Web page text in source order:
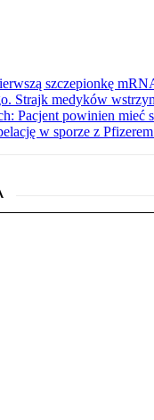
szczepionkę
Strajk medyków
Pacjent powinien mieć
w sporze z